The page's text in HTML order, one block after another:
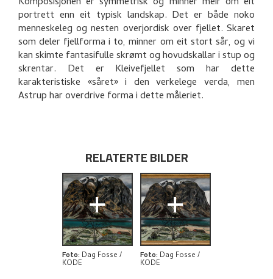
PROVENIENS
UTSTILLINGSHISTORIE
KUNSTNERENS NOTAT
UTFORSK
portrett enn eit typisk landskap. Det er både noko
menneskeleg og nesten overjordisk over fjellet. Skaret
som deler fjellforma i to, minner om eit stort sår, og vi
kan skimte fantasifulle skrømt og hovudskallar i stup og
skrentar. Det er Kleivefjellet som har dette
karakteristiske «såret» i den verkelege verda, men
Astrup har overdrive forma i dette måleriet.
RELATERTE BILDER
+
Foto: Dag Fosse /
KODE
+
Foto: Dag Fosse /
KODE